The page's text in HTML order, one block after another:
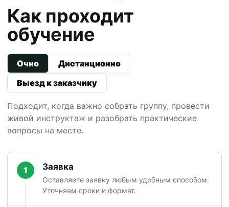
Как проходит
обучение
Очно
Дистанционно
Выезд к заказчику
Подходит, когда важно собрать группу, провести
живой инструктаж и разобрать практические
вопросы на месте.
1 Заявка
Оставляете заявку любым удобным способом.
Уточняем сроки и формат.